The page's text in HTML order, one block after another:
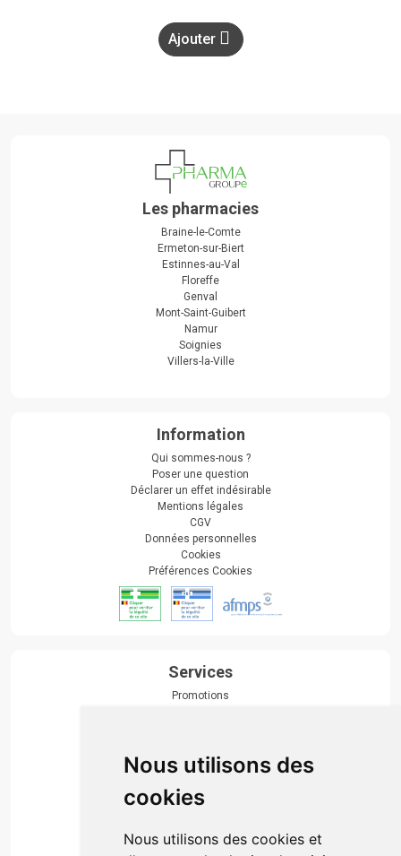
Nous utilisons des
cookies
Nous utilisons des cookies et
Ajouter
Les pharmacies
Braine-le-Comte
Ermeton-sur-Biert
Estinnes-au-Val
Floreffe
Genval
Mont-Saint-Guibert
Namur
Soignies
Villers-la-Ville
Information
Qui sommes-nous ?
Poser une question
Déclarer un effet indésirable
Mentions légales
CGV
Données personnelles
Cookies
Préférences Cookies
Services
Promotions
Actualités & conseils
Événements
Marques
Suivez-nous